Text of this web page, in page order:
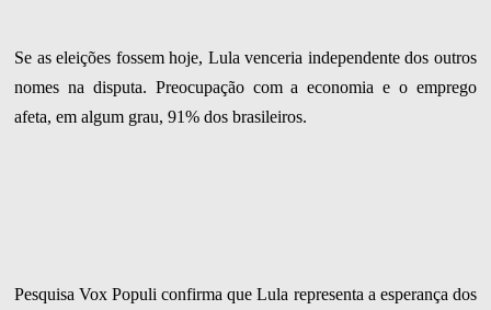
Se as eleições fossem hoje, Lula venceria independente dos outros
nomes na disputa. Preocupação com a economia e o emprego
afeta, em algum grau, 91% dos brasileiros.
Pesquisa Vox Populi confirma que Lula representa a esperança dos